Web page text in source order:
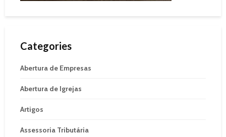
Categories
Abertura de Empresas
Abertura de Igrejas
Artigos
Assessoria Tributária